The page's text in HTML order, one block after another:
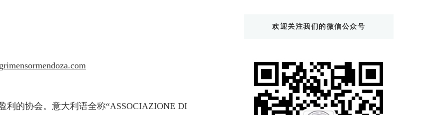
的协会。意大利语全称“ASSOCIAZIONE DI
欢迎关注我们的微信公众号